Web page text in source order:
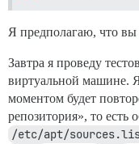
Я предполагаю, что
Завтра я проведу
виртуальной машине.
моментом будет
репозитория», то есть
/etc/apt/